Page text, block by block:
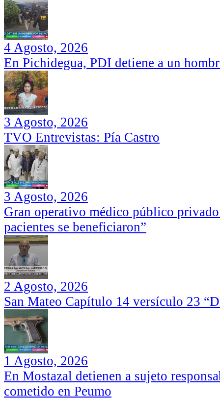
4 Agosto, 2026
En Pichidegua, PDI detiene a un
3 Agosto, 2026
TVO Entrevistas: Pía Castro
3 Agosto, 2026
Gran operativo médico público
pacientes se beneficiaron”
2 Agosto, 2026
San Mateo Capítulo 14 versículo 23
1 Agosto, 2026
En Mostazal detienen a sujeto
cometido en Peumo